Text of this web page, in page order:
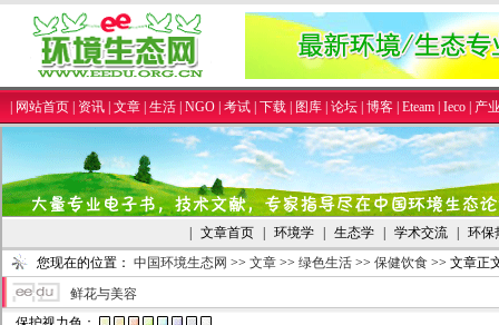
网站首页 资讯 文章 生活 NGO 考试 下载 图库 论坛 博客 Eteam Ieco 产
文章首页 环境学 生态学 学术交流
环保
您现在的位置： 中国环境生态网 >> 文章 >> 绿色生活 >> 保健饮食 >> 文章正
鲜花与美容